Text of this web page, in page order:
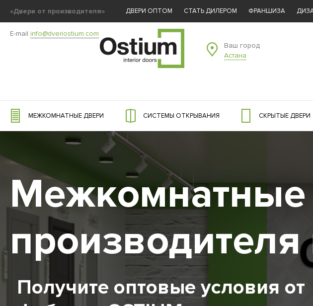
«Двери от производителя» ДВЕРИ ОПТОМ СТАТЬ ДИЛЕРОМ ФРАНШИЗА
E-mail info@dveriostium.com
Ваш город
Астана
МЕЖКОМНАТНЫЕ ДВЕРИ СИСТЕМЫ ОТКРЫВАНИЯ СКРЫТЫЕ ДВЕРИ
Межкомнатные
производителя
Получите оптовые условия от